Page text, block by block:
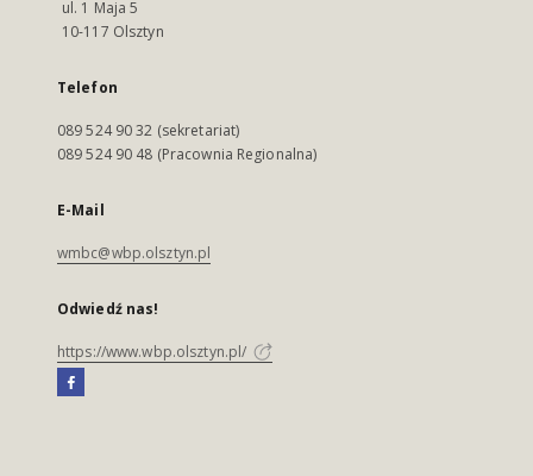
ul. 1 Maja 5
10-117 Olsztyn
Telefon
089 524 90 32 (sekretariat)
089 524 90 48 (Pracownia Regionalna)
E-Mail
wmbc@wbp.olsztyn.pl
Odwiedź nas!
https://www.wbp.olsztyn.pl/